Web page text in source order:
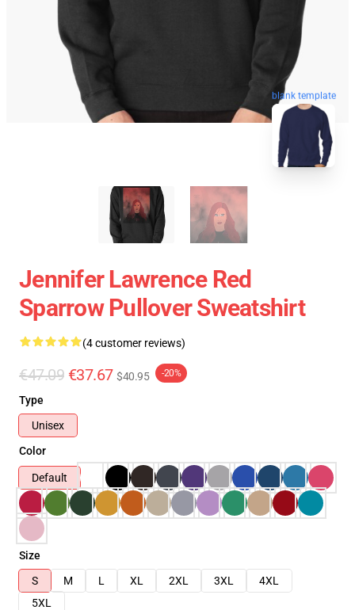
blank template
Jennifer Lawrence Red
Sparrow Pullover Sweatshirt
(4 customer reviews)
€47.09 €37.67 $40.95 -20%
Type
Unisex
Color
Default
Size
S
M L XL 2XL 3XL
4XL
5XL